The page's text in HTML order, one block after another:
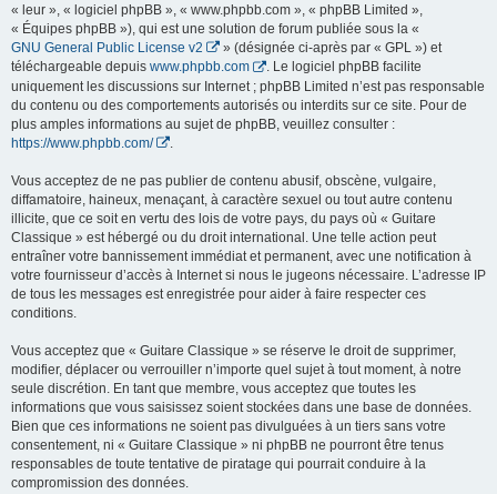
« leur », « logiciel phpBB », « www.phpbb.com », « phpBB Limited »,
« Équipes phpBB »), qui est une solution de forum publiée sous la «
GNU General Public License v2
» (désignée ci-après par « GPL ») et
téléchargeable depuis www.phpbb.com
. Le logiciel phpBB facilite
uniquement les discussions sur Internet ; phpBB Limited n’est pas responsable
du contenu ou des comportements autorisés ou interdits sur ce site. Pour de
plus amples informations au sujet de phpBB, veuillez consulter :
https://www.phpbb.com/
Vous acceptez de ne pas publier de contenu abusif, obscène, vulgaire,
diffamatoire, haineux, menaçant, à caractère sexuel ou tout autre contenu
illicite, que ce soit en vertu des lois de votre pays, du pays où « Guitare
Classique » est hébergé ou du droit international. Une telle action peut
entraîner votre bannissement immédiat et permanent, avec une notification à
votre fournisseur d’accès à Internet si nous le jugeons nécessaire. L’adresse IP
de tous les messages est enregistrée pour aider à faire respecter ces
conditions.
Vous acceptez que « Guitare Classique » se réserve le droit de supprimer,
modifier, déplacer ou verrouiller n’importe quel sujet à tout moment, à notre
seule discrétion. En tant que membre, vous acceptez que toutes les
informations que vous saisissez soient stockées dans une base de données.
Bien que ces informations ne soient pas divulguées à un tiers sans votre
consentement, ni « Guitare Classique » ni phpBB ne pourront être tenus
responsables de toute tentative de piratage qui pourrait conduire à la
compromission des données.